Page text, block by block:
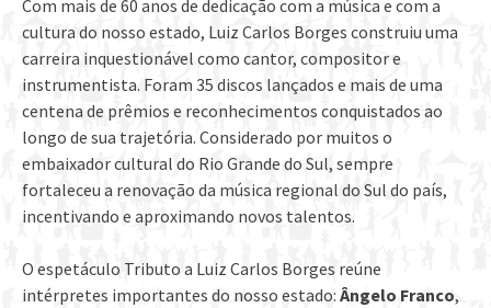
Com mais de 60 anos de dedicação com a música e com a
cultura do nosso estado, Luiz Carlos Borges construiu uma
carreira inquestionável como cantor, compositor e
instrumentista. Foram 35 discos lançados e mais de uma
centena de prêmios e reconhecimentos conquistados ao
longo de sua trajetória. Considerado por muitos o
embaixador cultural do Rio Grande do Sul, sempre
fortaleceu a renovação da música regional do Sul do país,
incentivando e aproximando novos talentos.
O espetáculo Tributo a Luiz Carlos Borges reúne
intérpretes importantes do nosso estado: Ângelo Franco,